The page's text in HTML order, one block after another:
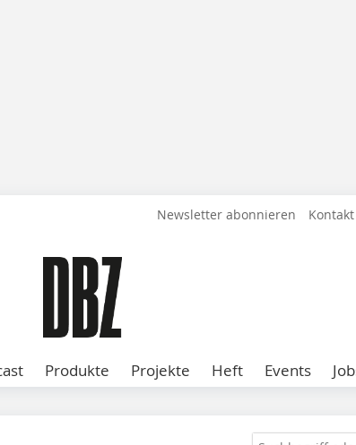
Newsletter abonnieren
Produkte Projekte Heft Events